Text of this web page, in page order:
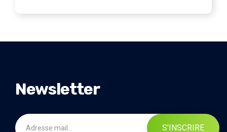
Newsletter
S'INSCRIRE